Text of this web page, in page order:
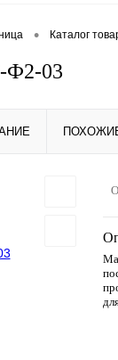
• Каталог
Ф2-03